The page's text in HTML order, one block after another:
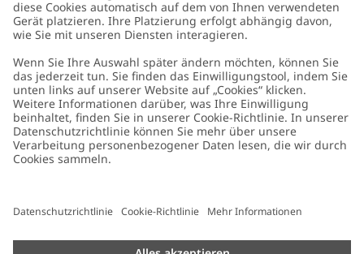
Kontaktieren Sie uns
FAQ
Barrierefreiheit
Datenschutzrichtlinie
Cookie-Richtlinie
Größenratgeber
Über uns
Über Newbie
Nachhaltigkeit
Impressum
Presse
Germany Standort ändern
Cookies